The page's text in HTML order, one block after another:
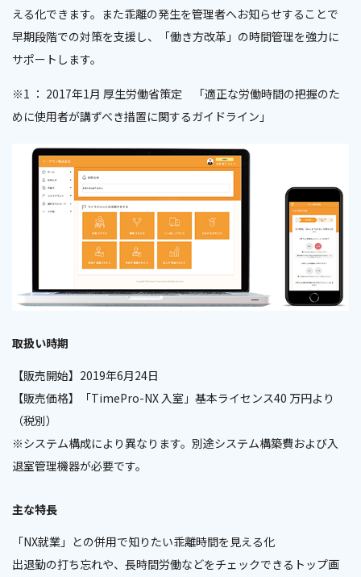
える化できます。また乖離の発生を管理者へお知らせすることで
早期段階での対策を支援し、「働き方改革」の時間管理を強力に
サポートします。
※1 ： 2017年1月 厚生労働省策定 「適正な労働時間の把握のた
めに使用者が講ずべき措置に関するガイドライン」
取扱い時期
【販売開始】2019年6月24日
【販売価格】「TimePro-NX 入室」基本ライセンス40 万円より
（税別）
※システム構成により異なります。別途システム構築費および入
退室管理機器が必要です。
主な特長
「NX就業」との併用で知りたい乖離時間を見える化
出退勤の打ち忘れや、長時間労働などをチェックできるトップ画